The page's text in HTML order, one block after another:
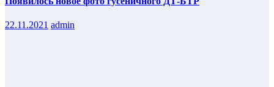
22.11.2021 admin